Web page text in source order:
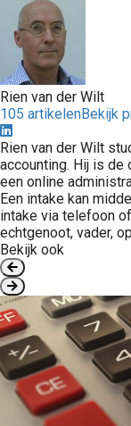
Rien van der Wilt
105 artikelenBekijk
Rien van der Wilt
accounting. Hij is de
een online
Een intake kan
intake via telefoon
echtgenoot, vader,
Bekijk ook